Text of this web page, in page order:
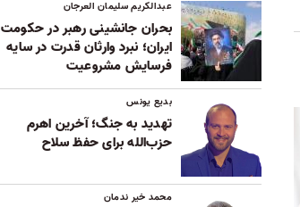
عبدالکریم سلیمان العرجان
بحران جانشینی رهبر در حکومت
ایران؛ نبرد وارثان قدرت در سایه
فرسایش مشروعیت
بدیع یونس
تهدید به جنگ؛ آخرین اهرم
حزب‌الله برای حفظ سلاح
محمد خیر ندمان